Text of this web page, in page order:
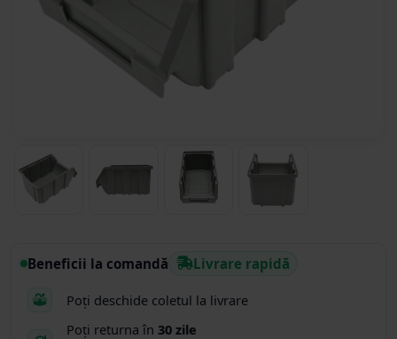
Beneficii la comandă Livrare rapidă
Poți deschide coletul la livrare
Poți returna în 30 zile